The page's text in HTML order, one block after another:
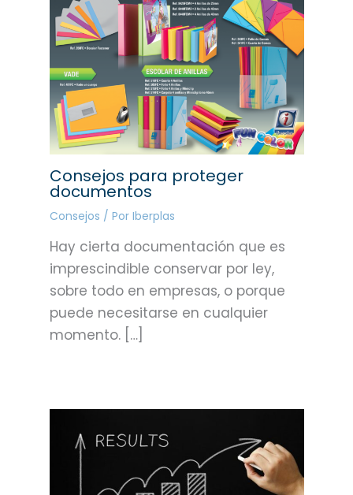
Consejos para proteger
documentos
Consejos / Por Iberplas
Hay cierta documentación que es
imprescindible conservar por ley,
sobre todo en empresas, o porque
puede necesitarse en cualquier
momento. […]